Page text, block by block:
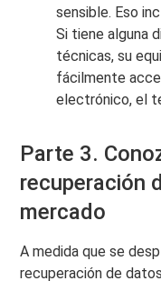
sensible. Eso
Si tiene alguna
técnicas, su
fácilmente
electrónico, el
Parte 3.
recuperación
mercado
A medida que se
recuperación de